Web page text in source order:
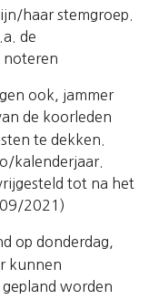
haar stemgroep.
de
noteren
ook, jammer
de koorleden
te dekken.
kalenderjaar.
tot na het
2021)
op donderdag,
kunnen
worden